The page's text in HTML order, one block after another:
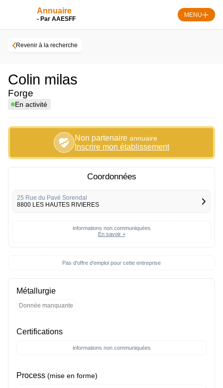
Annuaire
- Par AAESFF
MENU
Revenir à la recherche
Colin milas
Forge
En activité
Non partenaire annuaire
Inscrire mon établissement
Pas d'offre d'emploi pour cette entreprise
Coordonnées
25 Rue du Pavé Sorendal
8800 LES HAUTES RIVIERES
informations non communiquées
En savoir +
Métallurgie
Donnée manquante
Certifications
informations non communiquées
Process (mise en forme)